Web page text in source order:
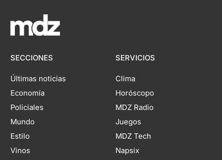
SECCIONES
Últimas noticias
Economía
Policiales
Mundo
Estilo
Vinos
SERVICIOS
Clima
Horóscopo
MDZ Radio
Juegos
MDZ Tech
Napsix